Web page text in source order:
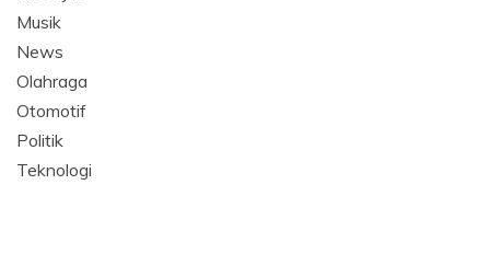
Musik
News
Olahraga
Otomotif
Politik
Teknologi